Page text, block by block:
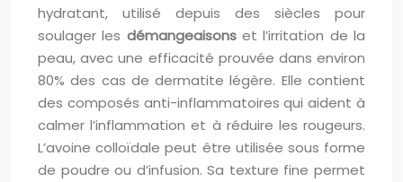
hydratant, utilisé depuis des siècles pour
soulager les démangeaisonset l’irritation de la
peau, avec une efficacité prouvée dans environ
80% des cas de dermatite légère. Elle contient
des composés anti-inflammatoires qui aident à
calmer l’inflammation et à réduire les rougeurs.
L’avoine colloïdale peut être utilisée sous forme
de poudre ou d’infusion. Sa texture fine permet